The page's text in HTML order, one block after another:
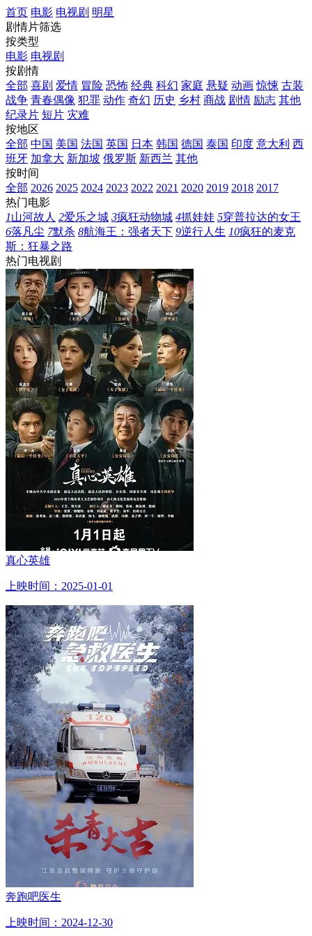
首页 电影 电视剧 明星
剧情片筛选
按类型
电影 电视剧
按剧情
全部 喜剧 爱情 冒险 恐怖 经典 科幻 家庭 悬疑 动画 惊悚 古装
战争 青春偶像 犯罪 动作 奇幻 历史 乡村 商战 剧情 励志 其他
纪录片 短片 灾难
按地区
全部 中国 美国 法国 英国 日本 韩国 德国 泰国 印度 意大利 西
班牙 加拿大 新加坡 俄罗斯 新西兰 其他
按时间
全部 2026 2025 2024 2023 2022 2021 2020 2019 2018 2017
热门电影
1山河故人 2爱乐之城 3疯狂动物城 4抓娃娃 5穿普拉达的女王
6落凡尘 7默杀 8航海王：强者天下 9逆行人生 10疯狂的麦克
斯：狂暴之路
热门电视剧
真心英雄
上映时间：2025-01-01
奔跑吧医生
上映时间：2024-12-30